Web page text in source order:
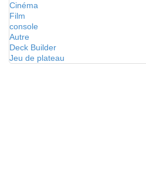
Cinéma
Film
console
Autre
Deck Builder
Jeu de plateau